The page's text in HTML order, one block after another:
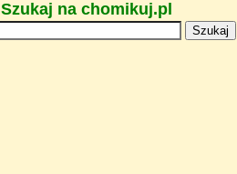
Szukaj na chomikuj.pl